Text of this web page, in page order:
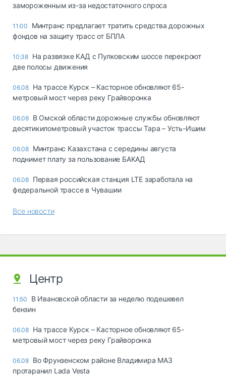
замороженным из-за недостаточного спроса
11:00
Минтранс предлагает тратить средства дорожных
фондов на защиту трасс от БПЛА
10:38 На развязке КАД с Пулковским шоссе перекроют
две полосы движения
06.08 На трассе Курск – Касторное обновляют 65-
метровый мост через реку Грайворонка
06.08 В Омской области дорожные службы обновляют
десятикилометровый участок трассы Тара – Усть-Ишим
06.08 Минтранс Казахстана с середины августа
поднимет плату за пользование БАКАД
06.08 Первая российская станция LTE заработала на
федеральной трассе в Чувашии
Все новости
Центр
11:50
В Ивановской области за неделю подешевел
бензин
06.08 На трассе Курск – Касторное обновляют 65-
метровый мост через реку Грайворонка
06.08 Во Фрунзенском районе Владимира МАЗ
протаранил Lada Vesta